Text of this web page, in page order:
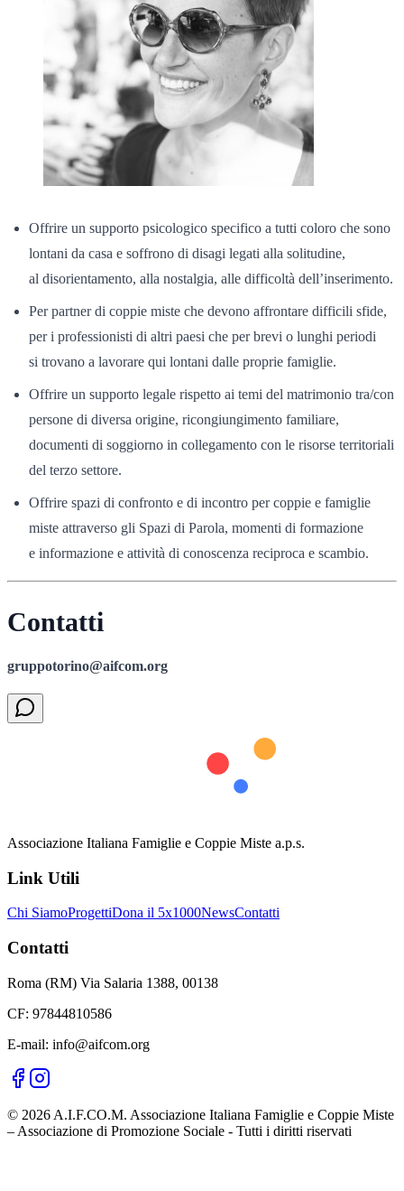
Offrire un supporto psicologico specifico a tutti coloro che sono
lontani da casa e soffrono di disagi legati alla solitudine,
al disorientamento, alla nostalgia, alle difficoltà dell’inserimento.
Per partner di coppie miste che devono affrontare difficili sfide,
per i professionisti di altri paesi che per brevi o lunghi periodi
si trovano a lavorare qui lontani dalle proprie famiglie.
Offrire un supporto legale rispetto ai temi del matrimonio tra/con
persone di diversa origine, ricongiungimento familiare,
documenti di soggiorno in collegamento con le risorse territoriali
del terzo settore.
Offrire spazi di confronto e di incontro per coppie e famiglie
miste attraverso gli Spazi di Parola, momenti di formazione
e informazione e attività di conoscenza reciproca e scambio.
Contatti
gruppotorino@aifcom.org
Associazione Italiana Famiglie e Coppie Miste a.p.s.
Link Utili
Chi SiamoProgettiDona il 5x1000NewsContatti
Contatti
Roma (RM) Via Salaria 1388, 00138
CF: 97844810586
E-mail: info@aifcom.org
© 2026 A.I.F.CO.M. Associazione Italiana Famiglie e Coppie Miste
– Associazione di Promozione Sociale - Tutti i diritti riservati